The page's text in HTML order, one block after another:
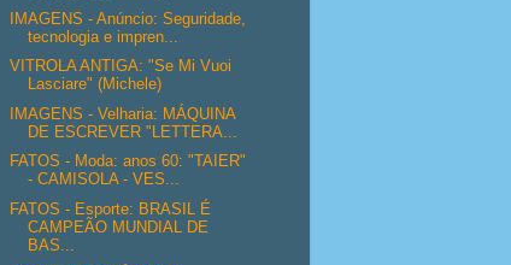
IMAGENS - Anúncio: Seguridade,
tecnologia e impren...
VITROLA ANTIGA: "Se Mi Vuoi
Lasciare" (Michele)
IMAGENS - Velharia: MÁQUINA
DE ESCREVER "LETTERA...
FATOS - Moda: anos 60: "TAIER"
- CAMISOLA - VES...
FATOS - Esporte: BRASIL É
CAMPEÃO MUNDIAL DE
BAS...